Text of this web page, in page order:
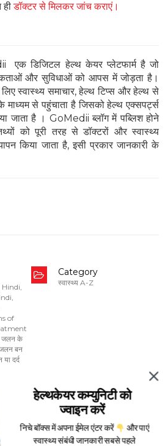
हीडॉक्टर से मिलकर जांच कराएं।
एक डिजिटल हेल्थ केयर प्लेटफार्म है जो
और सुविधाओं को आपस में जोड़ता है।
स्वास्थ्य समाचार, हेल्थ टिप्स और हेल्थ से
माध्यम से पहुंचाता है जिसको हेल्थ एक्सपर्ट्स
जाता है । GoMedii ब्लॉग में पब्लिश होने
को पूरी तरह से डॉक्टरों और स्वास्थ्य
किया जाता है, इसी प्रकार जानकारी के
Hindi,
,
of
जलन के
बन
दर्द
Category
स्वास्थ्य A-Z
हेल्थकेयर कम्युनिटी को
ज्वाइन करें
निचे बॉक्स में अपना ईमेल एंटर करें
और पाएं
स्वास्थ्य संबंधी जानकारी सबसे पहले